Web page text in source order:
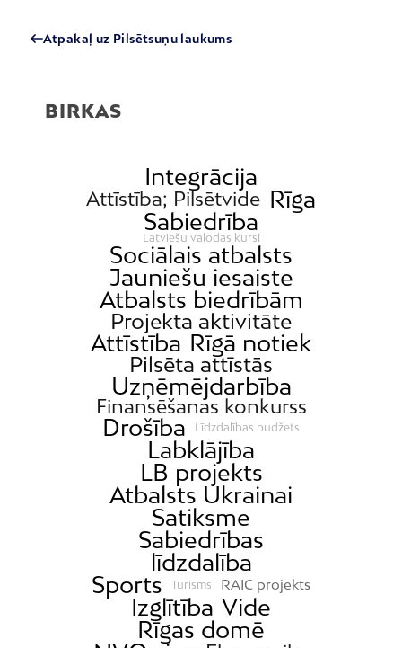
Atpakaļ uz Pilsētsuņu laukums
BIRKAS
Integrācija
Attīstība; Pilsētvide Rīga
Sabiedrība
Latviešu valodas kursi
Sociālais atbalsts
Jauniešu iesaiste
Atbalsts biedrībām
Projekta aktivitāte
Attīstība Rīgā notiek
Pilsēta attīstās
Uzņēmējdarbība
Finansēšanas konkurss
Drošība Līdzdalības budžets
Labklājība
LB projekts
Atbalsts Ukrainai
Satiksme
Sabiedrības
līdzdalība
Sports
Tūrisms RAIC projekts
Izglītība Vide
Rīgas domē